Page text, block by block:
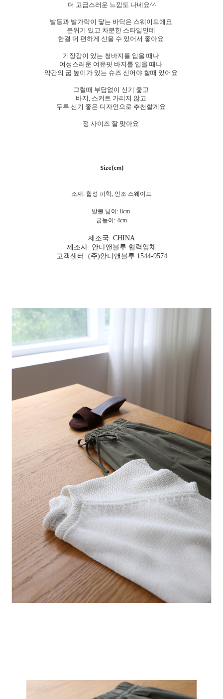
더 고급스러운 느낌도 나네요^^
발등과 발가락이 닿는 바닥은 스웨이드에요
분위기 있고 차분한 스타일인데
한결 더 편하게 신을 수 있어서 좋아요
기장감이 있는 청바지를 입을 때나
여성스러운 여유핏 바지를 입을 때나
약간의 굽 높이가 있는 슈즈 신어야 할때 있어요
그럴때 부담없이 신기 좋고
바지, 스커트 가리지 않고
두루 신기 좋은 디자인으로 추천할게요
정 사이즈 잘 맞아요
Size(cm)
소재: 합성 피혁, 인조 스웨이드
발볼 넓이: 8cm
굽높이: 4cm
제조국: CHINA
제조사: 안나앤블루 협력업체
고객센터: (주)안나앤블루 1544-9574